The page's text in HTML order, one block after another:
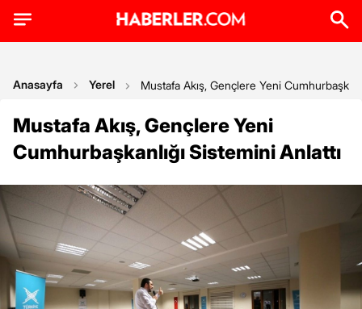
Anasayfa Yerel Mustafa Akış, Gençlere Yeni
Mustafa Akış, Gençlere Yeni
Cumhurbaşkanlığı Sistemini Anlattı